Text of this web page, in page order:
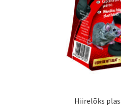
Hiirelõks